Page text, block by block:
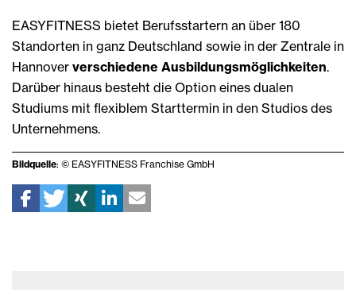
EASYFITNESS bietet Berufsstartern an über 180
Standorten in ganz Deutschland sowie in der Zentrale in
Hannover verschiedene Ausbildungsmöglichkeiten.
Darüber hinaus besteht die Option eines dualen
Studiums mit flexiblem Starttermin in den Studios des
Unternehmens.
Bildquelle: © EASYFITNESS Franchise GmbH